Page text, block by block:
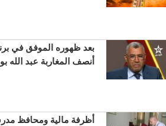
بعد ظهوره الموفق في
أنصف المغاربة عبد الله
أظرفة مالية ومحافظ